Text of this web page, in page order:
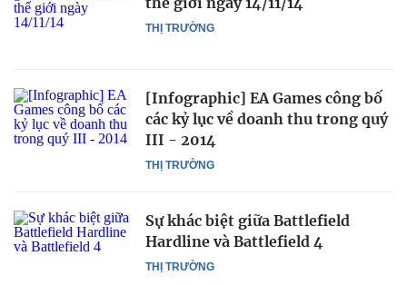
THỊ TRƯỜNG
THỊ TRƯỜNG
[Infographic] EA Games công bố
các kỷ lục về doanh thu trong quý
III - 2014
THỊ TRƯỜNG
Sự khác biệt giữa Battlefield
Hardline và Battlefield 4